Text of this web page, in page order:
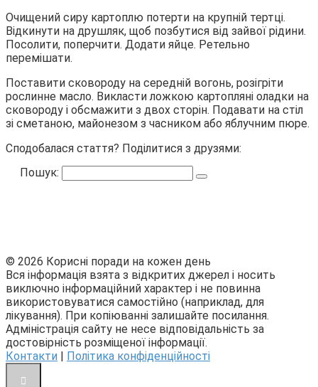
Очищений сиру картоплю потерти на крупній тертці.
Відкинути на друшляк, щоб позбутися від зайвої рідини.
Посолити, поперчити. Додати яйце. Ретельно
перемішати.
Поставити сковороду на середній вогонь, розігріти
рослинне масло. Викласти ложкою картопляні оладки на
сковороду і обсмажити з двох сторін. Подавати на стіл
зі сметаною, майонезом з часником або яблучним пюре.
Сподобалася стаття? Поділитися з друзями:
Пошук:
© 2026 Корисні поради на кожен день
Вся інформація взята з відкритих джерел і носить
виключно інформаційний характер і не повинна
використовуватися самостійно (наприклад, для
лікування). При копіюванні залишайте посилання.
Адміністрація сайту не несе відповідальність за
достовірність розміщеної інформації.
Контакти | Політика конфіденційності